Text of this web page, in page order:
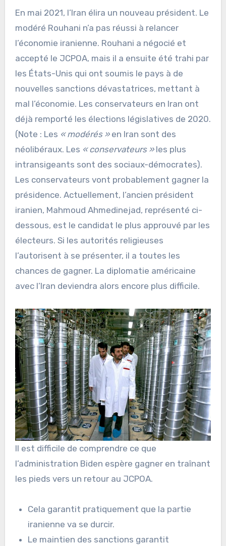
En mai 2021, l’Iran élira un nouveau président. Le
modéré Rouhani n’a pas réussi à relancer
l’économie iranienne. Rouhani a négocié et
accepté le JCPOA, mais il a ensuite été trahi par
les États-Unis qui ont soumis le pays à de
nouvelles sanctions dévastatrices, mettant à
mal l’économie. Les conservateurs en Iran ont
déjà remporté les élections législatives de 2020.
(Note : Les « modérés »en Iran sont des
néolibéraux. Les « conservateurs »les plus
intransigeants sont des sociaux-démocrates).
Les conservateurs vont probablement gagner la
présidence. Actuellement, l’ancien président
iranien, Mahmoud Ahmedinejad, représenté ci-
dessous, est le candidat le plus approuvé par les
électeurs. Si les autorités religieuses
l’autorisent à se présenter, il a toutes les
chances de gagner. La diplomatie américaine
avec l’Iran deviendra alors encore plus difficile.
Il est difficile de comprendre ce que
l’administration Biden espère gagner en traînant
les pieds vers un retour au JCPOA.
Cela garantit pratiquement que la partie
iranienne va se durcir.
Le maintien des sanctions garantit